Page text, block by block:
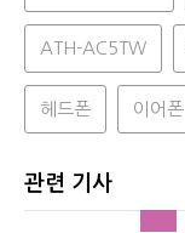
ATH-AC5TW
헤드폰 이어폰
관련 기사